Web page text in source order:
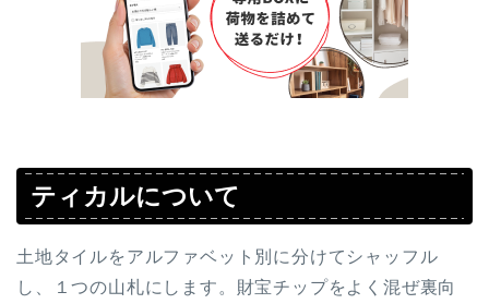
ティカルについて
土地タイルをアルファベット別に分けてシャッフル
し、１つの山札にします。財宝チップをよく混ぜ裏向